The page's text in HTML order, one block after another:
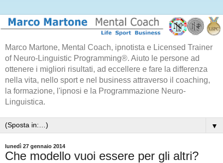
Marco Martone, Mental Coach, ipnotista e Licensed Trainer
of Neuro-Linguistic Programming®. Aiuto le persone ad
ottenere i migliori risultati, ad eccellere e fare la differenza
nella vita, nello sport e nel business attraverso il coaching,
la formazione, l'ipnosi e la Programmazione Neuro-
Linguistica.
▼
lunedì 27 gennaio 2014
Che modello vuoi essere per gli altri?